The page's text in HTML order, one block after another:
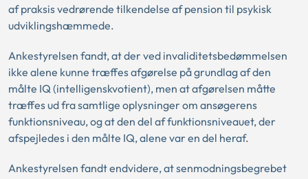
af praksis vedrørende tilkendelse af pension til psykisk
udviklingshæmmede.
Ankestyrelsen fandt, at der ved invaliditetsbedømmelsen
ikke alene kunne træffes afgørelse på grundlag af den
målte IQ (intelligenskvotient), men at afgørelsen måtte
træffes ud fra samtlige oplysninger om ansøgerens
funktionsniveau, og at den del af funktionsniveauet, der
afspejledes i den målte IQ, alene var en del heraf.
Ankestyrelsen fandt endvidere, at senmodningsbegrebet